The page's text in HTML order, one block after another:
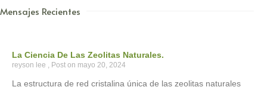
Mensajes Recientes
La Ciencia De Las Zeolitas Naturales.
reyson lee mayo 20, 2024
La estructura de red cristalina única de las zeolitas naturales